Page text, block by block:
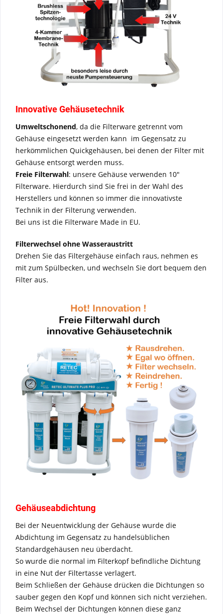
Innovative Gehäusetechnik
Umweltschonend, da die Filterware getrennt vom
Gehäuse eingesetzt werden kann  im Gegensatz zu
herkömmlichen Quickgehäusen, bei denen der Filter mit
Gehäuse entsorgt werden muss.
Freie Filterwahl: unsere Gehäuse verwenden 10"
Filterware. Hierdurch sind Sie frei in der Wahl des
Herstellers und können so immer die innovativste
Technik in der Filterung verwenden.
Bei uns ist die Filterware Made in EU.
Filterwechsel ohne Wasseraustritt
Drehen Sie das Filtergehäuse einfach raus, nehmen es
mit zum Spülbecken, und wechseln Sie dort bequem den
Filter aus.
Gehäuseabdichtung
Bei der Neuentwicklung der Gehäuse wurde die
Abdichtung im Gegensatz zu handelsüblichen
Standardgehäusen neu überdacht.
So wurde die normal im Filterkopf befindliche Dichtung
in eine Nut der Filtertasse verlagert.
Beim Schließen der Gehäuse drücken die Dichtungen so
sauber gegen den Kopf und können sich nicht verziehen.
Beim Wechsel der Dichtungen können diese ganz